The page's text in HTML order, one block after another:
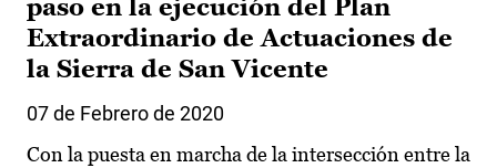
paso en la ejecución del Plan
Extraordinario de Actuaciones de
la Sierra de San Vicente
07 de Febrero de 2020
Con la puesta en marcha de la intersección entre la